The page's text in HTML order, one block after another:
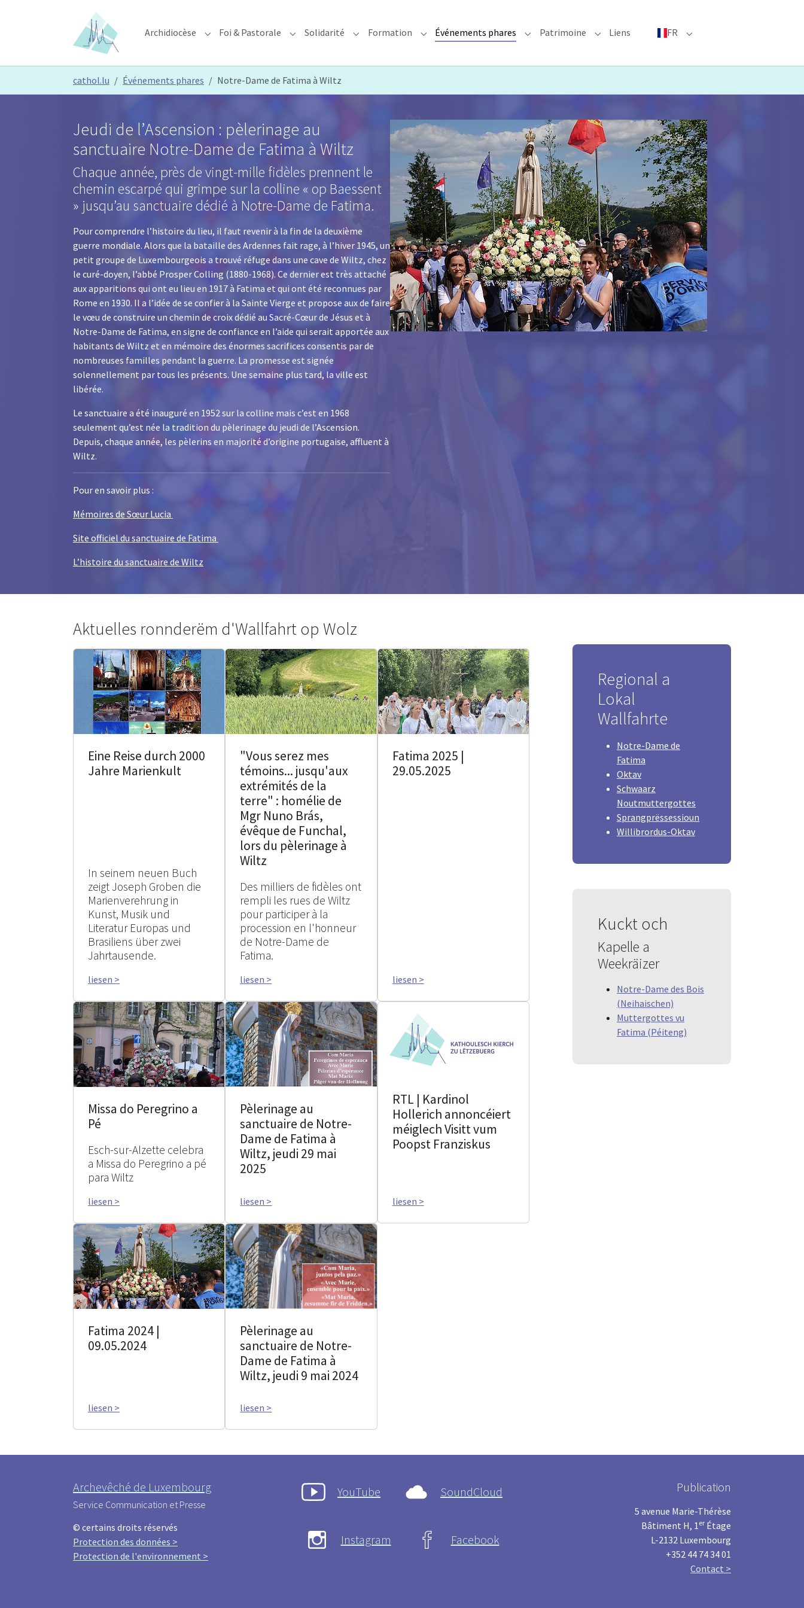
Archidiocèse Submenu for "Archidiocèse"
Foi & Pastorale Submenu for "Foi & Pastorale"
Solidarité Submenu for "Solidarité"
Formation Submenu for "Formation"
Événements phares Submenu for "Événements phares"
Patrimoine Submenu for "Patrimoine"
Liens FR Submenu for "FR"
cathol.lu Événements phares Notre-Dame de Fatima à Wiltz
Show larger version
Jeudi de l’Ascension : pèlerinage au
sanctuaire Notre-Dame de Fatima à Wiltz
Chaque année, près de vingt-mille fidèles prennent le
chemin escarpé qui grimpe sur la colline « op Baessent
» jusqu’au sanctuaire dédié à Notre-Dame de Fatima.
Pour comprendre l’histoire du lieu, il faut revenir à la fin de la deuxième
guerre mondiale. Alors que la bataille des Ardennes fait rage, à l’hiver 1945, un
petit groupe de Luxembourgeois a trouvé réfuge dans une cave de Wiltz, chez
le curé-doyen, l’abbé Prosper Colling (1880-1968). Ce dernier est très attaché
aux apparitions qui ont eu lieu en 1917 à Fatima et qui ont été reconnues par
Rome en 1930. Il a l’idée de se confier à la Sainte Vierge et propose aux de faire
le vœu de construire un chemin de croix dédié au Sacré-Cœur de Jésus et à
Notre-Dame de Fatima, en signe de confiance en l’aide qui serait apportée aux
habitants de Wiltz et en mémoire des énormes sacrifices consentis par de
nombreuses familles pendant la guerre. La promesse est signée
solennellement par tous les présents. Une semaine plus tard, la ville est
libérée.
Le sanctuaire a été inauguré en 1952 sur la colline mais c’est en 1968
seulement qu’est née la tradition du pèlerinage du jeudi de l’Ascension.
Depuis, chaque année, les pèlerins en majorité d’origine portugaise, affluent à
Wiltz.
Pour en savoir plus :
Mémoires de Sœur Lucia
Site officiel du sanctuaire de Fatima
L’histoire du sanctuaire de Wiltz
Aktuelles ronnderëm d'Wallfahrt op Wolz
Eine Reise durch 2000
Jahre Marienkult
In seinem neuen Buch
zeigt Joseph Groben die
Marienverehrung in
Kunst, Musik und
Literatur Europas und
Brasiliens über zwei
Jahrtausende.
liesen >
"Vous serez mes
témoins... jusqu'aux
extrémités de la
terre" : homélie de
Mgr Nuno Brás,
évêque de Funchal,
lors du pèlerinage à
Wiltz
Des milliers de fidèles ont
rempli les rues de Wiltz
pour participer à la
procession en l'honneur
de Notre-Dame de
Fatima.
liesen >
Fatima 2025 |
29.05.2025
liesen >
Missa do Peregrino a
Pé
Esch-sur-Alzette celebra
a Missa do Peregrino a pé
para Wiltz
liesen >
Pèlerinage au
sanctuaire de Notre-
Dame de Fatima à
Wiltz, jeudi 29 mai
2025
liesen >
RTL | Kardinol
Hollerich annoncéiert
méiglech Visitt vum
Poopst Franziskus
liesen >
Fatima 2024 |
09.05.2024
liesen >
Pèlerinage au
sanctuaire de Notre-
Dame de Fatima à
Wiltz, jeudi 9 mai 2024
liesen >
Regional a
Lokal
Wallfahrte
Notre-Dame de
Fatima
Oktav
Schwaarz
Noutmuttergottes
Sprangprëssessioun
Willibrordus-Oktav
Kuckt och
Kapelle a
Weekräizer
Notre-Dame des Bois
(Neihaischen)
Muttergottes vu
Fatima (Péiteng)
Archevêché de Luxembourg
Service Communication et Presse
© certains droits réservés
Protection des données >
Protection de l'environnement >
YouTube SoundCloud
Instagram Facebook
Publication
5 avenue Marie-Thérèse
Bâtiment H, 1er Étage
L-2132 Luxembourg
+352 44 74 34 01
Contact >